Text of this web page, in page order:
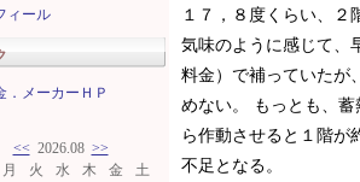
ィール
．メーカーＨＰ
<< 2026.08 >>
月 火 水 木 金
土
１７，８度くらい、２
気味のように感じて、
料金）で補っていたが
めない。 もっとも、
ら作動させると１階が
不足となる。